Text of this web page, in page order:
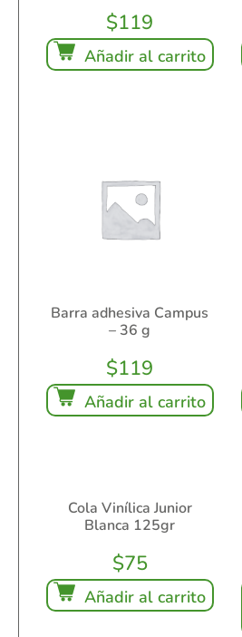
$119
Añadir al carrito
Barra adhesiva Campus
– 36 g
$119
Añadir al carrito
Cola Vinílica Junior
Blanca 125gr
$75
Añadir al carrito